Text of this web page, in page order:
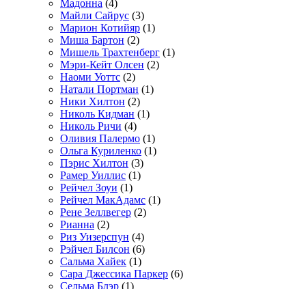
Мадонна (4)
Майли Сайрус (3)
Марион Котийяр (1)
Миша Бартон (2)
Мишель Трахтенберг (1)
Мэри-Кейт Олсен (2)
Наоми Уоттс (2)
Натали Портман (1)
Ники Хилтон (2)
Николь Кидман (1)
Николь Ричи (4)
Оливия Палермо (1)
Ольга Куриленко (1)
Пэрис Хилтон (3)
Рамер Уиллис (1)
Рейчел Зоуи (1)
Рейчел МакАдамс (1)
Рене Зеллвегер (2)
Рианна (2)
Риз Уизерспун (4)
Рэйчел Билсон (6)
Сальма Хайек (1)
Сара Джессика Паркер (6)
Сельма Блэр (1)